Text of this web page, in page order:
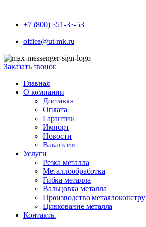
содержимому
+7 (800) 351-33-53
office@ut-mk.ru
Заказать звонок
Главная
О компании
Доставка
Оплата
Гарантии
Импорт
Новости
Вакансии
Услуги
Резка металла
Металлообработка
Гибка металла
Вальцовка металла
Производство
Цинкование металла
Контакты